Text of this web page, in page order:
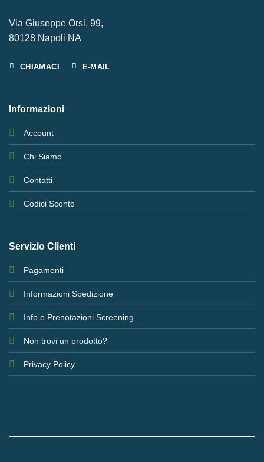
Via Giuseppe Orsi, 99,
80128 Napoli NA
CHIAMACI E-MAIL
Informazioni
Account
Chi Siamo
Contatti
Codici Sconto
Servizio Clienti
Pagamenti
Informazioni Spedizione
Info e Prenotazioni Screening
Non trovi un prodotto?
Privacy Policy